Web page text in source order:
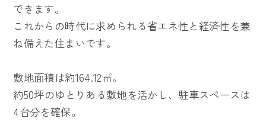
できます。
これからの時代に求められる省エネ性と経済性を兼
ね備えた住まいです。
敷地面積は約164.12㎡。
約50坪のゆとりある敷地を活かし、駐車スペースは
4台分を確保。